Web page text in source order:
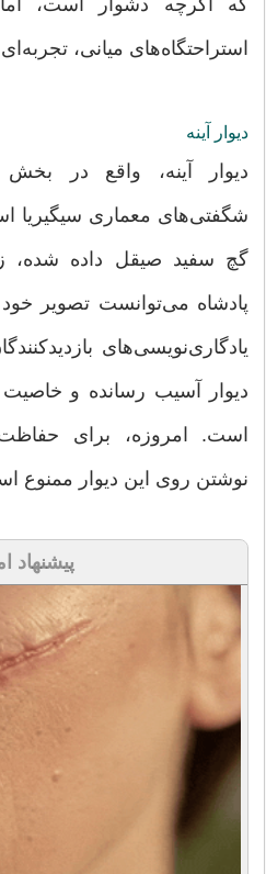
استراحتگاه‌های میانی،
دیوار آینه
دیوار آینه، واقع در
شگفتی‌های معماری سیگیریا
گچ سفید صیقل داده شده،
پادشاه می‌توانست تصویر خود
یادگاری‌نویسی‌های
دیوار آسیب رسانده و خاصیت
است. امروزه، برای حفاظت
نوشتن روی این دیوار ممنوع
پیشنهاد